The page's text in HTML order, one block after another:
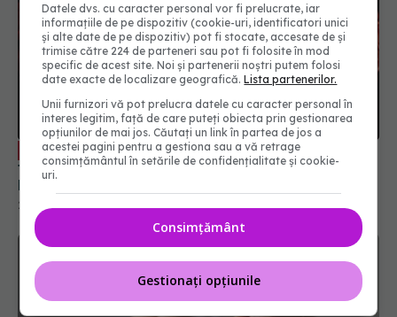
EXCLUSIV Testele genetice, rol în personalizarea
tratamentului oncologic. Conf. dr. Viorica Rădoi:
Facem plan de screening. Diagnostic precoce. Dr.
Eduard Dănăilă: Sunt gratuite
29 iun 2025, 18:01
Datele dvs. cu caracter personal vor fi prelucrate, iar
informațiile de pe dispozitiv (cookie-uri, identificatori unici
și alte date de pe dispozitiv) pot fi stocate, accesate de și
trimise către 224 de parteneri sau pot fi folosite în mod
specific de acest site. Noi și partenerii noștri putem folosi
date exacte de localizare geografică.Lista partenerilor.
Unii furnizori vă pot prelucra datele cu caracter personal în
interes legitim, față de care puteți obiecta prin gestionarea
opțiunilor de mai jos. Căutați un link în partea de jos a
acestei pagini pentru a gestiona sau a vă retrage
consimțământul în setările de confidențialitate și cookie-
uri.
Consimțământ
Gestionați opțiunile